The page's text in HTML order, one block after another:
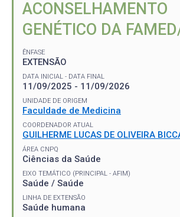
ACONSELHAMENTO
GENÉTICO DA
ÊNFASE
EXTENSÃO
DATA INICIAL - DATA FINAL
11/09/2025 - 11/09/2026
UNIDADE DE ORIGEM
Faculdade de Medicina
COORDENADOR ATUAL
GUILHERME LUCAS DE OLIVEIRA
ÁREA CNPQ
Ciências da Saúde
EIXO TEMÁTICO (PRINCIPAL - AFIM)
Saúde / Saúde
LINHA DE EXTENSÃO
Saúde humana